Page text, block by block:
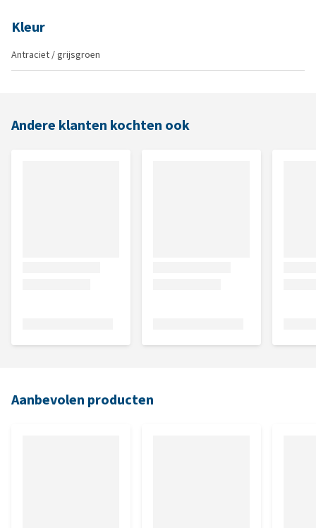
Kleur
Antraciet / grijsgroen
Andere klanten kochten ook
Aanbevolen producten